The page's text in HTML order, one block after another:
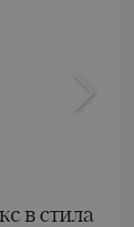
в стила